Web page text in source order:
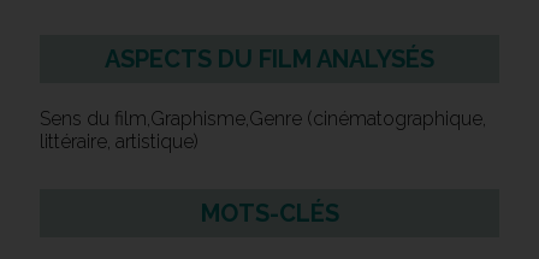
ASPECTS DU FILM ANALYSÉS
Sens du film,Graphisme,Genre (cinématographique,
littéraire, artistique)
MOTS-CLÉS